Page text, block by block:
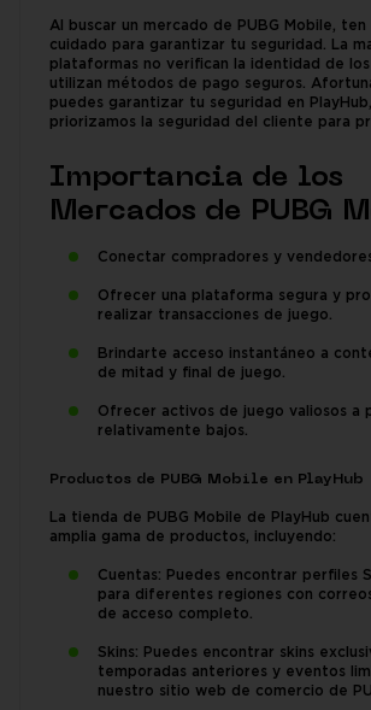
Al buscar un mercado de PUBG Mobile, ten
cuidado para garantizar tu seguridad. La
plataformas no verifican la identidad de
utilizan métodos de pago seguros.
puedes garantizar tu seguridad en
priorizamos la seguridad del cliente para
Importancia de los
Mercados de PUBG
Conectar compradores y vendedores
Ofrecer una plataforma segura y
realizar transacciones de juego.
Brindarte acceso instantáneo a
de mitad y final de juego.
Ofrecer activos de juego valiosos a
relativamente bajos.
Productos de PUBG Mobile en PlayHub
La tienda de PUBG Mobile de PlayHub
amplia gama de productos, incluyendo:
Cuentas: Puedes encontrar perfiles
para diferentes regiones con
de acceso completo.
Skins: Puedes encontrar skins
temporadas anteriores y eventos
nuestro sitio web de comercio de